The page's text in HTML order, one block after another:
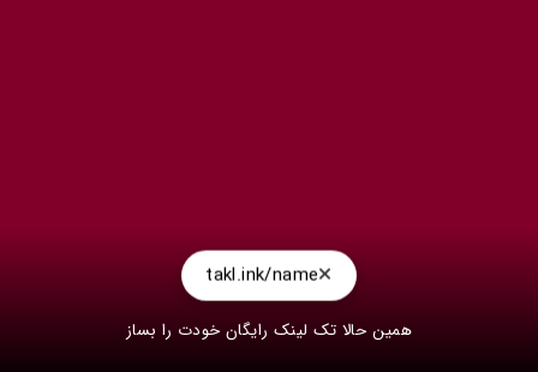
takl.ink/name
همین حالا تک لینک رایگان خودت را بساز